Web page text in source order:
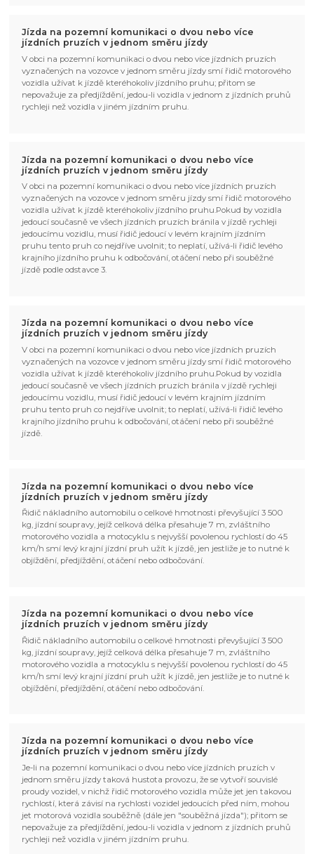
Jízda na pozemní komunikaci o dvou nebo více
jízdních pruzích v jednom směru jízdy
V obci na pozemní komunikaci o dvou nebo více jízdních pruzích
vyznačených na vozovce v jednom směru jízdy smí řidič motorového
vozidla užívat k jízdě kteréhokoliv jízdního pruhu; přitom se
nepovažuje za předjíždění, jedou-li vozidla v jednom z jízdních pruhů
rychleji než vozidla v jiném jízdním pruhu.
Jízda na pozemní komunikaci o dvou nebo více
jízdních pruzích v jednom směru jízdy
V obci na pozemní komunikaci o dvou nebo více jízdních pruzích
vyznačených na vozovce v jednom směru jízdy smí řidič motorového
vozidla užívat k jízdě kteréhokoliv jízdního pruhu.Pokud by vozidla
jedoucí současně ve všech jízdních pruzích bránila v jízdě rychleji
jedoucímu vozidlu, musí řidič jedoucí v levém krajním jízdním
pruhu tento pruh co nejdříve uvolnit; to neplatí, užívá-li řidič levého
krajního jízdního pruhu k odbočování, otáčení nebo při souběžné
jízdě podle odstavce 3.
Jízda na pozemní komunikaci o dvou nebo více
jízdních pruzích v jednom směru jízdy
V obci na pozemní komunikaci o dvou nebo více jízdních pruzích
vyznačených na vozovce v jednom směru jízdy smí řidič motorového
vozidla užívat k jízdě kteréhokoliv jízdního pruhu.Pokud by vozidla
jedoucí současně ve všech jízdních pruzích bránila v jízdě rychleji
jedoucímu vozidlu, musí řidič jedoucí v levém krajním jízdním
pruhu tento pruh co nejdříve uvolnit; to neplatí, užívá-li řidič levého
krajního jízdního pruhu k odbočování, otáčení nebo při souběžné
jízdě.
Jízda na pozemní komunikaci o dvou nebo více
jízdních pruzích v jednom směru jízdy
Řidič nákladního automobilu o celkové hmotnosti převyšující 3 500
kg, jízdní soupravy, jejíž celková délka přesahuje 7 m, zvláštního
motorového vozidla a motocyklu s nejvyšší povolenou rychlostí do 45
km/h smí levý krajní jízdní pruh užít k jízdě, jen jestliže je to nutné k
objíždění, předjíždění, otáčení nebo odbočování.
Jízda na pozemní komunikaci o dvou nebo více
jízdních pruzích v jednom směru jízdy
Řidič nákladního automobilu o celkové hmotnosti převyšující 3 500
kg, jízdní soupravy, jejíž celková délka přesahuje 7 m, zvláštního
motorového vozidla a motocyklu s nejvyšší povolenou rychlostí do 45
km/h smí levý krajní jízdní pruh užít k jízdě, jen jestliže je to nutné k
objíždění, předjíždění, otáčení nebo odbočování.
Jízda na pozemní komunikaci o dvou nebo více
jízdních pruzích v jednom směru jízdy
Je-li na pozemní komunikaci o dvou nebo více jízdních pruzích v
jednom směru jízdy taková hustota provozu, že se vytvoří souvislé
proudy vozidel, v nichž řidič motorového vozidla může jet jen takovou
rychlostí, která závisí na rychlosti vozidel jedoucích před ním, mohou
jet motorová vozidla souběžně (dále jen "souběžná jízda"); přitom se
nepovažuje za předjíždění, jedou-li vozidla v jednom z jízdních pruhů
rychleji než vozidla v jiném jízdním pruhu.